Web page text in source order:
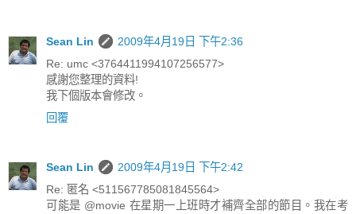
Sean Lin
2009年4月19日 下午2:36
Re: umc <3764411994107256577>
感謝您整理的資料!
我下個版本會修改。
回覆
Sean Lin
2009年4月19日 下午2:42
Re: 匿名 <511567785081845564>
可能是 @movie 在星期一上班時才補齊全部的節目。我在考